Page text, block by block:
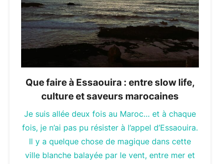
Que faire à Essaouira : entre slow life,
culture et saveurs marocaines
Je suis allée deux fois au Maroc… et à chaque
fois, je n’ai pas pu résister à l’appel d’Essaouira.
Il y a quelque chose de magique dans cette
ville blanche balayée par le vent, entre mer et